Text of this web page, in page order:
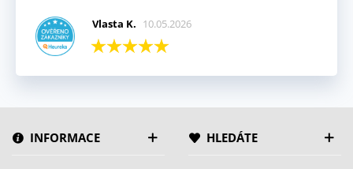
Vlasta K. 10.05.2026
INFORMACE HLEDÁTE